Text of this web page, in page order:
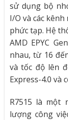
sử dụng bộ
I/O và các
phức tạp. Hệ
AMD EPYC
nhau, từ 16
và tốc độ lên
Express-4.0 và
R7515 là một
lượng công